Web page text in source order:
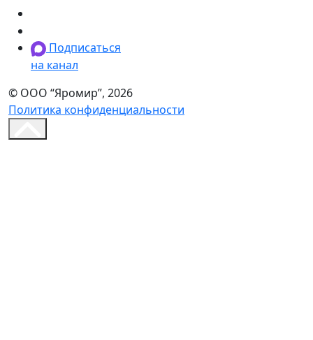
Подписаться
на канал
© ООО “Яромир”, 2026
Политика конфиденциальности